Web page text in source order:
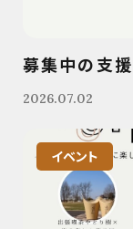
募集中の支
2026.07.02
イベント